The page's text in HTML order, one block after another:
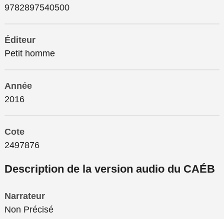
9782897540500
Éditeur
Petit homme
Année
2016
Cote
2497876
Description de la version audio du CAÉB
Narrateur
Non Précisé